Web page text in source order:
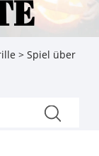
> Spiel über